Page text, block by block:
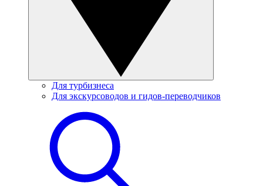
Для турбизнеса
Для экскурсоводов и гидов-переводчиков